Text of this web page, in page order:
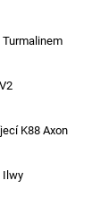
Turmalinem
K88 Axon
Ilwy